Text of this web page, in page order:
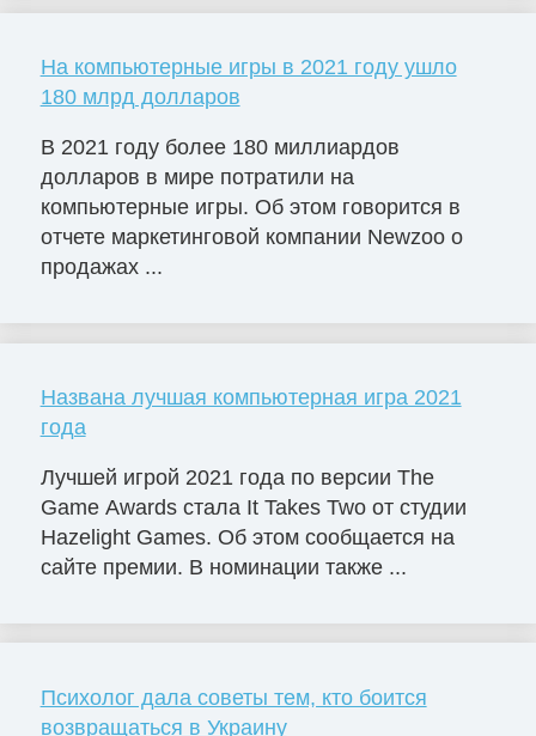
На компьютерные игры в 2021 году ушло
180 млрд долларов
В 2021 году более 180 миллиардов
долларов в мире потратили на
компьютерные игры. Об этом говорится в
отчете маркетинговой компании Newzoo о
продажах ...
Названа лучшая компьютерная игра 2021
года
Лучшей игрой 2021 года по версии The
Game Awards стала It Takes Two от студии
Hazelight Games. Об этом сообщается на
сайте премии. В номинации также ...
Психолог дала советы тем, кто боится
возвращаться в Украину